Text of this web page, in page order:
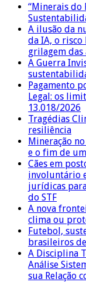
“Minerais do
A ilusão da
da IA, o
grilagem das
A Guerra
Pagamento
Legal: os
13.018/2026
Tragédias
resiliência
Mineração
e o fim de
Cães em
involuntário
jurídicas
do STF
A nova
clima ou
Futebol,
brasileiros
A Disciplina
Análise
sua Relação